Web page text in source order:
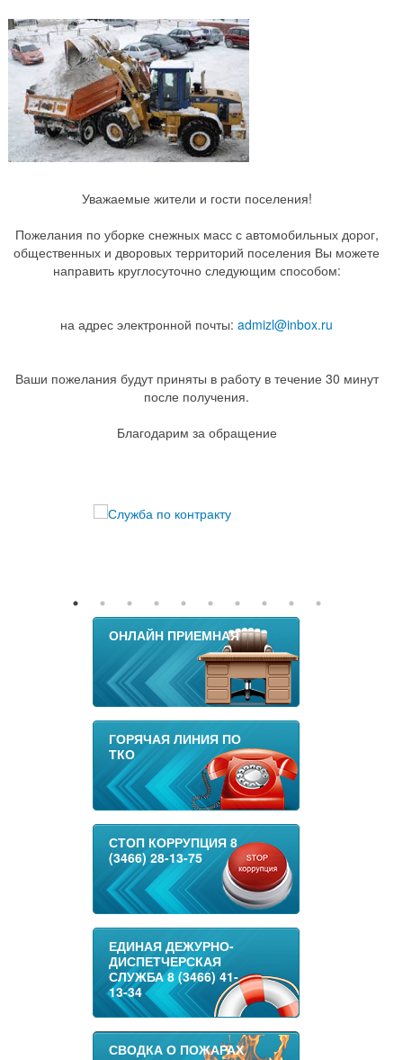
Уважаемые жители и гости поселения!
Пожелания по уборке снежных масс с автомобильных дорог,
общественных и дворовых территорий поселения Вы можете
направить круглосуточно следующим способом:
на адрес электронной почты: admizl@inbox.ru
Ваши пожелания будут приняты в работу в течение 30 минут
после получения.
Благодарим за обращение
ОНЛАЙН ПРИЕМНАЯ
ГОРЯЧАЯ ЛИНИЯ ПО
ТКО
СТОП КОРРУПЦИЯ 8
(3466) 28-13-75
ЕДИНАЯ ДЕЖУРНО-
ДИСПЕТЧЕРСКАЯ
СЛУЖБА 8 (3466) 41-
13-34
СВОДКА О ПОЖАРАХ